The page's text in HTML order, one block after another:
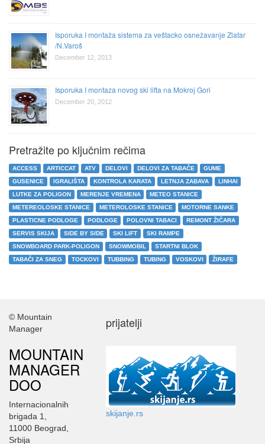
Isporuka I montaža sistema za veštacko osnežavanje Zlatar
/N.Varoš
December 12, 2013
Isporuka I montaza novog ski lifta na Mokroj Gori
December 20, 2012
Pretražite po ključnim rečima
ACCESS ARTICCAT ATV DELOVI DELOVI ZA TABAČE
GUME
GUSENICE
IGRALIŠTA KONTROLA KARATA LETNJA ZABAVA
LINHAI
LUTKE ZA POLIGON
MERENJE VREMENA
METEO STANICE
METEREOLOSKE STANICE
METEROLOSKE STANICE
MOTORNE SANKE
PLASTICNE PODLOGE
PODLOGE POLOVNI TABACI
REMONT ŽIČARA
SERVIS SKIJA
SIDE BY SIDE SKI LIFT
SKI RAMPE
SNOWBOARD PARK-POLIGON
SNOWMOBIL
STARTNI BLOK
TABAČI ZA SNEG
TOCKOVI TUBBING TUBING VOSKOVI ŽIRAFE
© Mountain
Manager
MOUNTAIN
MANAGER
DOO
Internacionalnih
brigada 1,
11000 Beograd,
Srbija
prijatelji
skijanje.rs